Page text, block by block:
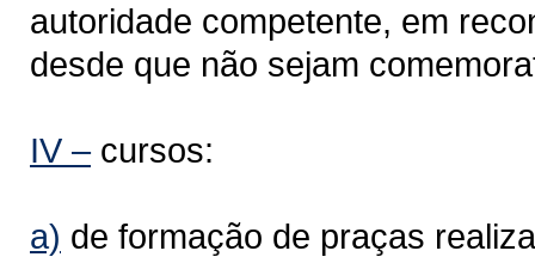
autoridade competente, em
desde que não sejam
IV –cursos:
a) de formação de praças